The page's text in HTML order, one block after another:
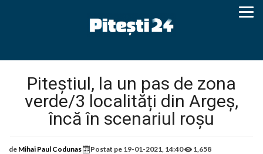
Piteștiul, la un pas de zona
verde/3 localități din Argeș,
încă în scenariul roșu
de Mihai Paul Codunas Postat pe 19-01-2021, 14:40 1,658